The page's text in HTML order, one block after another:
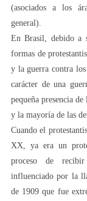
(asociados a los
general).
En Brasil, debido a
formas de
y la guerra contra
carácter de una
pequeña presencia
y la mayoría de las
Cuando el
XX, ya era un
proceso de
influenciado por la
de 1909 que fue